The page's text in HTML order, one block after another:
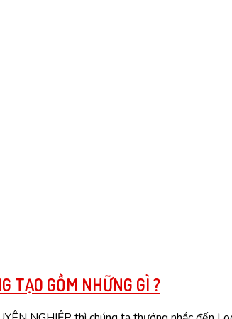
TẠO GỒM NHỮNG GÌ ?